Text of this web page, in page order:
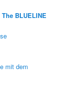
The BLUELINE
mit dem